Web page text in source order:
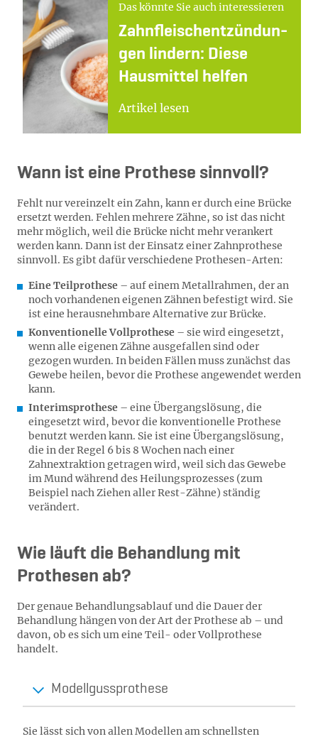
Das könnte Sie auch interessieren
Zahn­fleisch­ent­zün­dun­
gen lin­dern: Die­se
Haus­mit­tel hel­fen
Artikel lesen
Wann ist eine Prothese sinnvoll?
Fehlt nur vereinzelt ein Zahn, kann er durch eine Brücke
ersetzt werden. Fehlen mehrere Zähne, so ist das nicht
mehr möglich, weil die Brücke nicht mehr verankert
werden kann. Dann ist der Einsatz einer Zahnprothese
sinnvoll. Es gibt dafür verschiedene Prothesen-Arten:
Eine Teilprothese – auf einem Metallrahmen, der an
noch vorhandenen eigenen Zähnen befestigt wird. Sie
ist eine herausnehmbare Alternative zur Brücke.
Konventionelle Vollprothese – sie wird eingesetzt,
wenn alle eigenen Zähne ausgefallen sind oder
gezogen wurden. In beiden Fällen muss zunächst das
Gewebe heilen, bevor die Prothese angewendet werden
kann.
Interimsprothese – eine Übergangslösung, die
eingesetzt wird, bevor die konventionelle Prothese
benutzt werden kann. Sie ist eine Übergangslösung,
die in der Regel 6 bis 8 Wochen nach einer
Zahnextraktion getragen wird, weil sich das Gewebe
im Mund während des Heilungsprozesses (zum
Beispiel nach Ziehen aller Rest-Zähne) ständig
verändert.
Wie läuft die Behandlung mit
Prothesen ab?
Der genaue Behandlungsablauf und die Dauer der
Behandlung hängen von der Art der Prothese ab – und
davon, ob es sich um eine Teil- oder Vollprothese
handelt.
Modellgussprothese
Sie lässt sich von allen Modellen am schnellsten